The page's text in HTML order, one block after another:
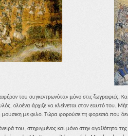
του συγκεντρωνόταν μόνο στις ζωγραφιές.
ολοένα άρχιζε να κλείνεται στον εαυτό του.
με φιλο. Τώρα φορούσε τη φορεσιά που δεν
του, στηριγμένος και μόνο στην αγαθότητα